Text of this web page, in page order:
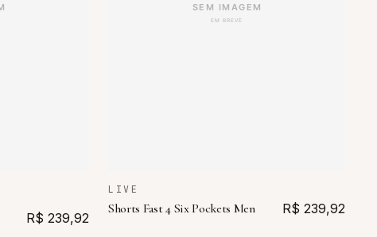
R$ 239,92
LIVE
Shorts Fast 4 Six Pockets Men R$ 239,92